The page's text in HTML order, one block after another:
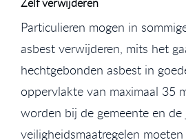
Particulieren mogen in
asbest verwijderen, mits het
hechtgebonden asbest in
oppervlakte van maximaal 35
worden bij de gemeente en de
veiligheidsmaatregelen